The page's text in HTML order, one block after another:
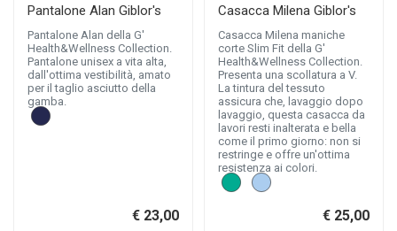
Pantalone Alan Giblor's
Pantalone Alan della G'
Health&Wellness Collection.
Pantalone unisex a vita alta,
dall'ottima vestibilità, amato
per il taglio asciutto della
gamba.
€ 23,00
Casacca Milena Giblor's
Casacca Milena maniche
corte Slim Fit della G'
Health&Wellness Collection.
Presenta una scollatura a V.
La tintura del tessuto
assicura che, lavaggio dopo
lavaggio, questa casacca da
lavori resti inalterata e bella
come il primo giorno: non si
restringe e offre un'ottima
resistenza ai colori.
€ 25,00